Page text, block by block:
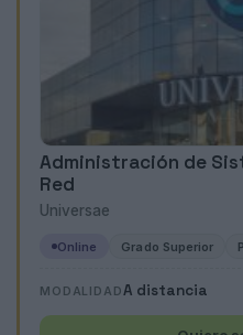
Administración de
Red
Universae
Online Grado Superior
MODALIDADA distancia